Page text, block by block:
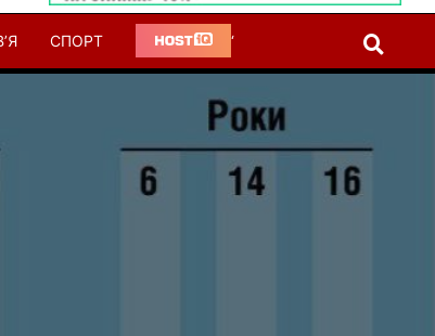
СПОРТ ‘